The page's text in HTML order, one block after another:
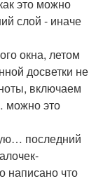
это можно
слой - иначе
окна, летом
досветки не
включаем
можно это
последний
написано что